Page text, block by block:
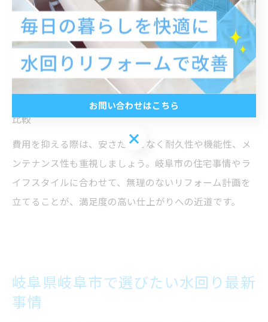
具体的には、以下の方法が挙げられます。
・補助金や助成金制度の活用
・必要最小限の設備更新やグレード選定
・複数業者からの相見積もりで適正価格を把握
・アフターサービスや保証内容も含めた総合的なコスト
比較
費用を抑える際は、安さだけでなく耐久性や機能性、メ
ンテナンス性も重視しましょう。岐阜市の住宅事情やラ
イフスタイルに合わせて、無理のないリフォーム計画を
立てることが、満足度の高い仕上がりへの近道です。
岐阜県岐阜市で選びたい水回り最新
事情
お問い合わせはこちら
お問い合わせはこちら